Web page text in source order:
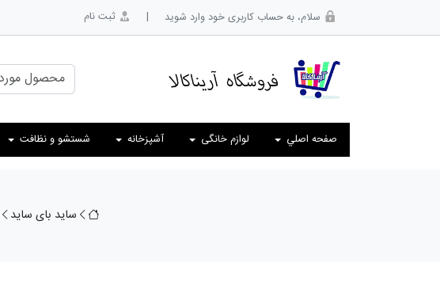
سلام، به حساب کاربری خود وارد شوید | ثبت نام
صفحه اصلي لوازم خانگی آشپزخانه شستشو و نظافت
ساید بای ساید